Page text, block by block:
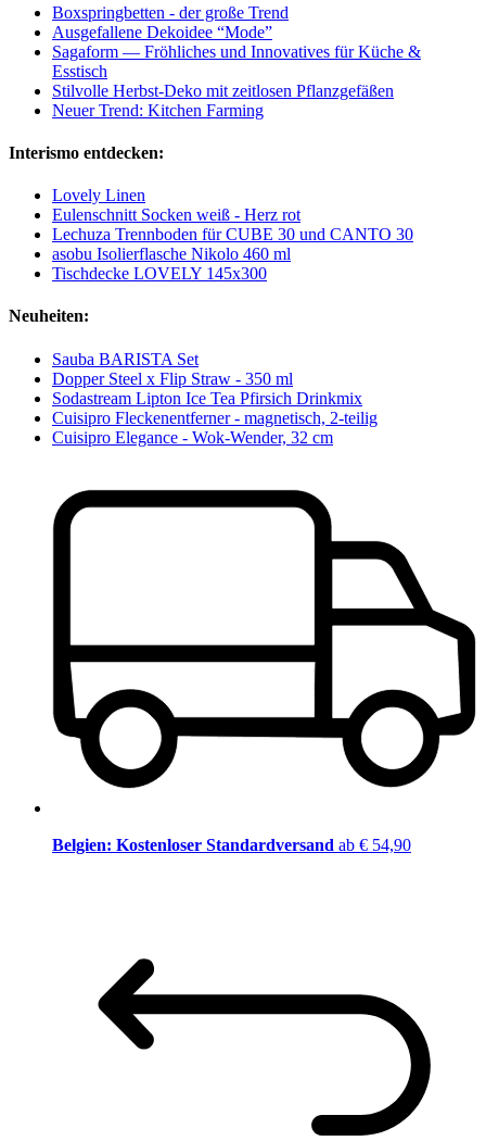
Boxspringbetten - der große Trend
Ausgefallene Dekoidee “Mode”
Sagaform — Fröhliches und Innovatives für Küche &
Esstisch
Stilvolle Herbst-Deko mit zeitlosen Pflanzgefäßen
Neuer Trend: Kitchen Farming
Interismo entdecken:
Lovely Linen
Eulenschnitt Socken weiß - Herz rot
Lechuza Trennboden für CUBE 30 und CANTO 30
asobu Isolierflasche Nikolo 460 ml
Tischdecke LOVELY 145x300
Neuheiten:
Sauba BARISTA Set
Dopper Steel x Flip Straw - 350 ml
Sodastream Lipton Ice Tea Pfirsich Drinkmix
Cuisipro Fleckenentferner - magnetisch, 2-teilig
Cuisipro Elegance - Wok-Wender, 32 cm
Belgien: Kostenloser Standardversand ab € 54,90